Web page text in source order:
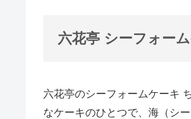
六花亭 シーフォー
六花亭のシーフォームケーキ
なケーキのひとつで、海（シ